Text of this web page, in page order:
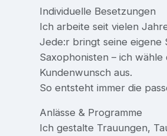
Individuelle Besetzungen
Ich arbeite seit vielen
Jede:r bringt seine eigene
Saxophonisten – ich
Kundenwunsch aus.
So entsteht immer die
Anlässe & Programme
Ich gestalte Trauungen,